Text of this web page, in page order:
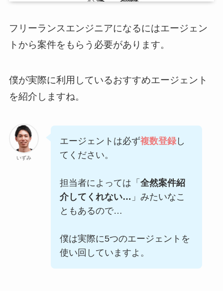
フリーランスエンジニアになるにはエージェン
トから案件をもらう必要があります。
僕が実際に利用しているおすすめエージェント
を紹介しますね。
いずみ
エージェントは必ず複数登録し
てください。
担当者によっては「 全然案件紹
介してくれない… 」みたいなこ
ともあるので…
僕は実際に5つのエージェントを
使い回していますよ。